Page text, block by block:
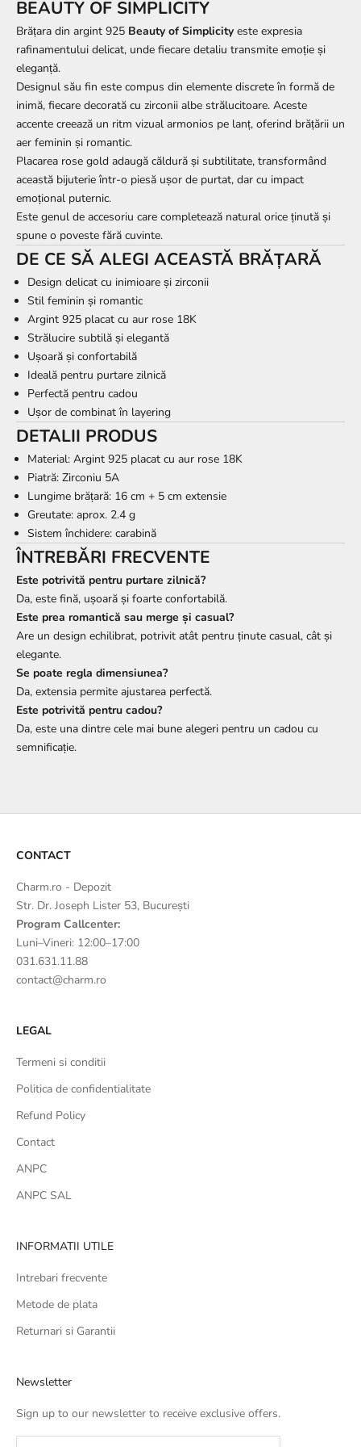
BEAUTY OF SIMPLICITY
Brățara din argint 925 Beauty of Simplicity este expresia
rafinamentului delicat, unde fiecare detaliu transmite emoție și
eleganță.
Designul său fin este compus din elemente discrete în formă de
inimă, fiecare decorată cu zirconii albe strălucitoare. Aceste
accente creează un ritm vizual armonios pe lanț, oferind brățării un
aer feminin și romantic.
Placarea rose gold adaugă căldură și subtilitate, transformând
această bijuterie într-o piesă ușor de purtat, dar cu impact
emoțional puternic.
Este genul de accesoriu care completează natural orice ținută și
spune o poveste fără cuvinte.
DE CE SĂ ALEGI ACEASTĂ BRĂȚARĂ
Design delicat cu inimioare și zirconii
Stil feminin și romantic
Argint 925 placat cu aur rose 18K
Strălucire subtilă și elegantă
Ușoară și confortabilă
Ideală pentru purtare zilnică
Perfectă pentru cadou
Ușor de combinat în layering
DETALII PRODUS
Material: Argint 925 placat cu aur rose 18K
Piatră: Zirconiu 5A
Lungime brățară: 16 cm + 5 cm extensie
Greutate: aprox. 2.4 g
Sistem închidere: carabină
ÎNTREBĂRI FRECVENTE
Este potrivită pentru purtare zilnică?
Da, este fină, ușoară și foarte confortabilă.
Este prea romantică sau merge și casual?
Are un design echilibrat, potrivit atât pentru ținute casual, cât și
elegante.
Se poate regla dimensiunea?
Da, extensia permite ajustarea perfectă.
Este potrivită pentru cadou?
Da, este una dintre cele mai bune alegeri pentru un cadou cu
semnificație.
CONTACT
Charm.ro - Depozit
Str. Dr. Joseph Lister 53, București
Program Callcenter:
Luni–Vineri: 12:00–17:00
031.631.11.88
contact@charm.ro
LEGAL
Termeni si conditii
Politica de confidentialitate
Refund Policy
Contact
ANPC
ANPC SAL
INFORMATII UTILE
Intrebari frecvente
Metode de plata
Returnari si Garantii
Newsletter
Sign up to our newsletter to receive exclusive offers.